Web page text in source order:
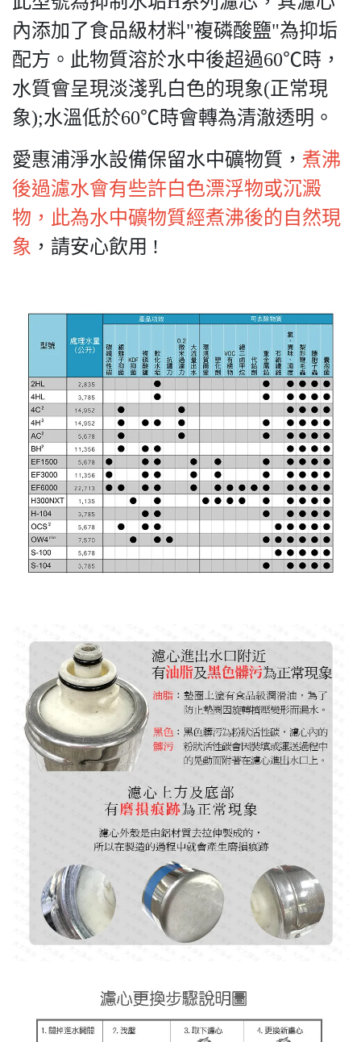
內添加了食品級材料"複磷酸鹽"為抑垢
配方。此物質溶於水中後超過60℃時，
水質會呈現淡淺乳白色的現象(正常現
象);水溫低於60℃時會轉為清澈透明。
愛惠浦淨水設備保留水中礦物質， 煮沸
後過濾水會有些許白色漂浮物或沉澱
物，此為水中礦物質經煮沸後的自然現
象 ，請安心飲用 !